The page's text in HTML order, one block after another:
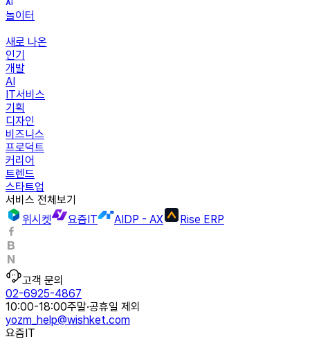
놀이터
새로 나온
인기
개발
AI
IT서비스
기획
디자인
비즈니스
프로덕트
커리어
트렌드
스타트업
서비스 전체보기
위시켓
요즘IT AIDP - AX Rise ERP
고객 문의
02-6925-4867
10:00-18:00주말·공휴일 제외
yozm_help@wishket.com
요즘IT